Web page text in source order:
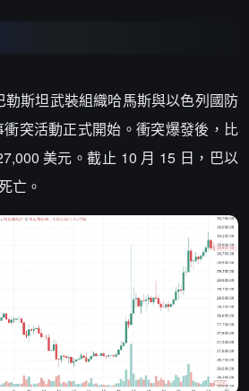
勒斯坦武裝組織哈馬斯與以色列國防
突活動正式開始。衝突爆發後，比
美元。截止 10 月 15 日，巴以
亡。